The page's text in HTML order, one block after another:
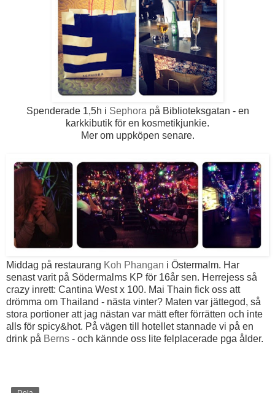
Spenderade 1,5h i Sephora på Biblioteksgatan - en
karkkibutik för en kosmetikjunkie.
Mer om uppköpen senare.
Middag på restaurang Koh Phangan i Östermalm. Har
senast varit på Södermalms KP för 16år sen. Herrejess så
crazy inrett: Cantina West x 100. Mai Thain fick oss att
drömma om Thailand - nästa vinter? Maten var jättegod, så
stora portioner att jag nästan var mätt efter förrätten och inte
alls för spicy&hot. På vägen till hotellet stannade vi på en
drink på Berns - och kännde oss lite felplacerade pga ålder.